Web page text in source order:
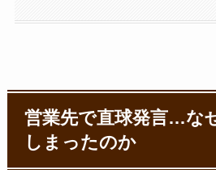
営業先で直球発言…な
しまったのか